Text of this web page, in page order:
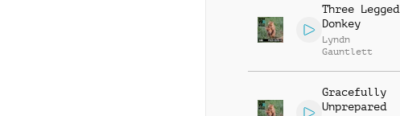
Three Legged
Donkey
Lyndn
Gauntlett
Gracefully
Unprepared